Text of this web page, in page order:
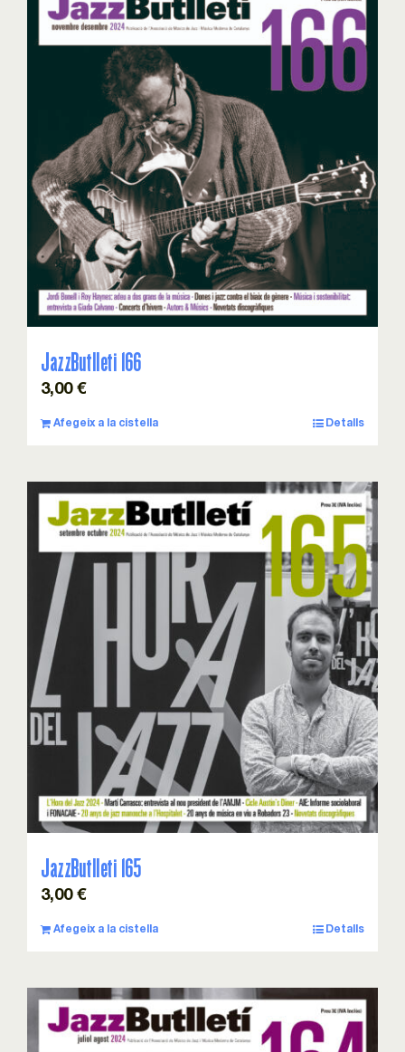
JazzButlleti 166
3,00 €
Afegeix a la cistella Detalls
JazzButlleti 165
3,00 €
Afegeix a la cistella Detalls